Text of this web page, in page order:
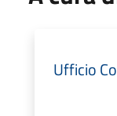
Ufficio